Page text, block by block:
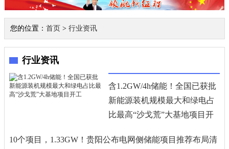
您的位置： 首页> 行业资讯
行业资讯
含1.2GW/4h储能！全国已获批
新能源装机规模最大和绿电占
比最高“沙戈荒”大基地项目开
10个项目，1.33GW！贵阳公布电网侧储能项目推荐布局清